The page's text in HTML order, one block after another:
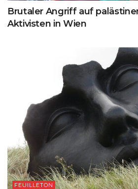
Brutaler Angriff auf
Aktivisten in Wien
FEUILLETON